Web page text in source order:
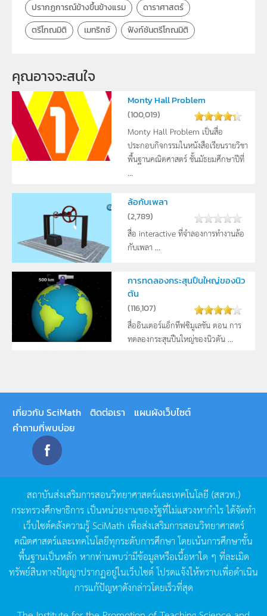
ปรากฏการณ์ข้างขึ้นข้างแรม
ดาราศาสตร์
ตรีโกณมิติ
เมทริกซ์ ฟังก์ชันตรีโกณมิติ
คุณอาจจะสนใจ
Monty Hall Problem
(100,019)
Monty Hall Problem เป็นสื่อ
ประกอบกิจกรรมในหนังสือเรียนรายวิชา
พื้นฐานคณิตศาสตร์ ชั้นมัธยมศึกษาปีที่
...
ล้อกับเพลา
(2,789)
สื่อ interactive ที่จำลองการทำงานล้อ
กับเพลา ...
การทดลองกระสุนปืนใหญ่ของนิว
ตัน
(116,107)
สื่ออินเตอร์แอ็กทีฟซิมูเลชัน ตอน การ
ทดลองกระสุนปืนใหญ่ของนิวตัน ...
เกี่ยวกับ SciMath ติดต่อเรา
แผนผังเว็บไซต์
คำถามที่พบบ่อย
สถาบันส่งเสริมการสอนวิทยาศาสตร์และเทคโนโลยี (สสวท.)
กระทรวงศึกษาธิการ เป็นหน่วยงานของรัฐที่ไม่แสวงหากำไรได้จัดทำ
เว็บไซต์คลังความรู้SciMath เพื่อส่งเสริมการสอนวิทยาศาสตร์
คณิตศาสตร์และเทคโนโลยีทุกระดับการศึกษา โดยเน้นการศึกษาขั้น
พื้นฐานเป็นหลัก หากท่านพบว่ามีข้อมูลหรือเนื้อหาใด ๆ ที่ละเมิด
ทรัพย์สินทางปัญญาปรากฏอยู่ในเว็บไซต์โปรดแจ้งให้ทราบเพื่อดำเนิน
การแก้ปัญหาดังกล่าวโดยเร็วที่สุด